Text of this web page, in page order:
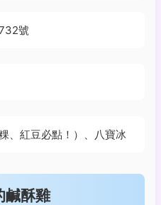
號
、紅豆必點！）、八寶冰
鹹酥雞